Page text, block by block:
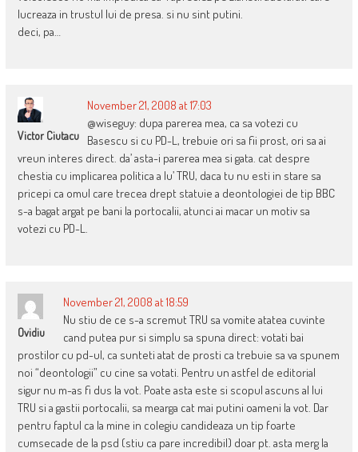
lucreaza in trustul lui de presa. si nu sint putini.
deci, pa…
Victor Ciutacu
November 21, 2008 at 17:03
@wiseguy: dupa parerea mea, ca sa votezi cu
Basescu si cu PD-L, trebuie ori sa fii prost, ori sa ai
vreun interes direct. da’ asta-i parerea mea si gata. cat despre
chestia cu implicarea politica a lu’ TRU, daca tu nu esti in stare sa
pricepi ca omul care trecea drept statuie a deontologiei de tip BBC
s-a bagat argat pe bani la portocalii, atunci ai macar un motiv sa
votezi cu PD-L.
Ovidiu
November 21, 2008 at 18:59
Nu stiu de ce s-a scremut TRU sa vomite atatea cuvinte
cand putea pur si simplu sa spuna direct: votati bai
prostilor cu pd-ul, ca sunteti atat de prosti ca trebuie sa va spunem
noi “deontologii” cu cine sa votati. Pentru un astfel de editorial
sigur nu m-as fi dus la vot. Poate asta este si scopul ascuns al lui
TRU si a gastii portocalii, sa mearga cat mai putini oameni la vot. Dar
pentru faptul ca la mine in colegiu candideaza un tip foarte
cumsecade de la psd (stiu ca pare incredibil) doar pt. asta merg la